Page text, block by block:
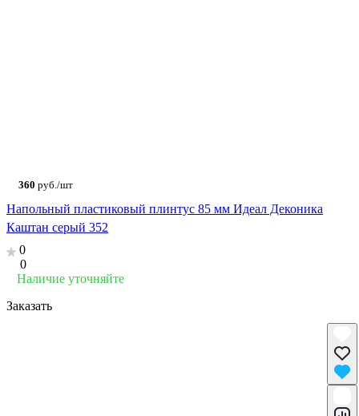
360 руб./шт
Напольный пластиковый плинтус 85 мм Идеал Деконика
Каштан серый 352
0
0
Наличие уточняйте
Заказать